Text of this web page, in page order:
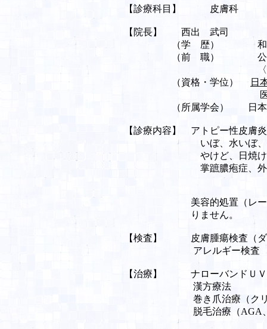
【診療科目】 皮膚科
【院長】 西出 武司
（学 歴） 和歌山県
（前 職） 公立那賀
〈和歌山県立医科
（資格・学位）
日
医学博
（所属学会） 日本皮膚科
【診療内容】 アトピー性皮膚
いぼ、水いぼ、とびひ、
やけど、日焼け、花粉症
掌蹠膿疱症、外傷
美容的処置（レーザー、
りません。
【検査】 皮膚腫瘍検査（ダ
アレルギー検査 （血
【治療】 ナローバンドＵＶ
漢方療法
巻き爪治療（クリップ
脱毛治療（AGA、